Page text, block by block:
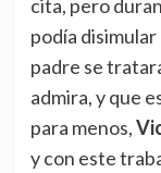
cita, pero
podía
padre se
admira, y que
para menos,
y con este